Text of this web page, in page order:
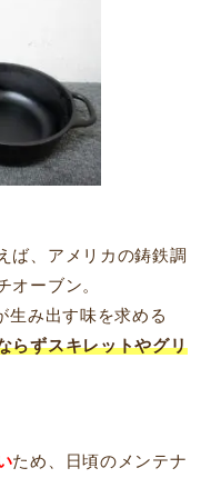
ば、アメリカの鋳鉄調
オーブン。
生み出す味を求める
らずスキレットやグリ
ため、日頃のメンテナ